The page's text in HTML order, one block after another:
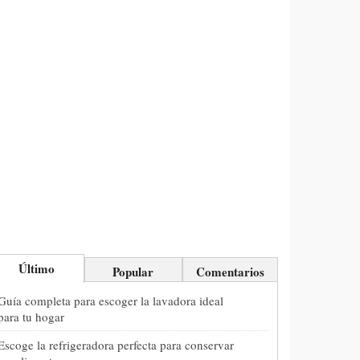
Último Popular Comentarios
completa para escoger la lavadora ideal
tu hogar
la refrigeradora perfecta para conservar